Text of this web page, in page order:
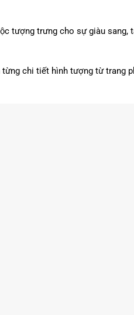
tượng trưng cho sự giàu
chi tiết hình tượng từ trang